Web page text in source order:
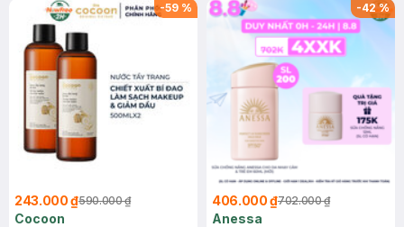
-59 %
243.000 ₫590.000 ₫
Cocoon
-42%
406.000 ₫702.000 ₫
Anessa